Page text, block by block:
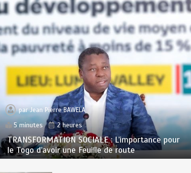
parJean Pierre BAWELA
5 minutes
2 heures
TRANSFORMATION SOCIALE : L’importance pour
le Togo d’avoir une Feuille de route